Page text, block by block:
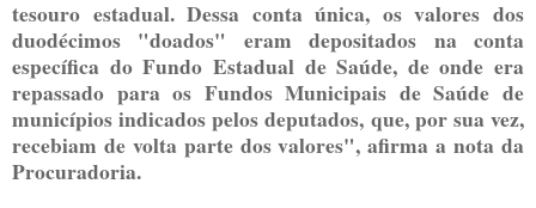
tesouro estadual. Dessa conta única, os valores dos
duodécimos "doados" eram depositados na conta
específica do Fundo Estadual de Saúde, de onde era
repassado para os Fundos Municipais de Saúde de
municípios indicados pelos deputados, que, por sua vez,
recebiam de volta parte dos valores", afirma a nota da
Procuradoria.